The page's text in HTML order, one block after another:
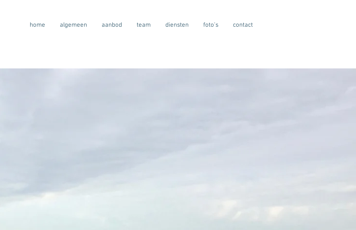
home algemeen aanbod team diensten foto's contact